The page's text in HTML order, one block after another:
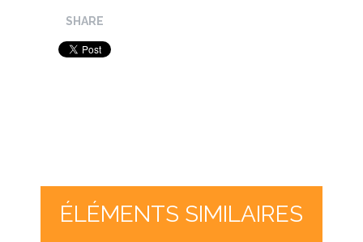
SHARE
ÉLÉMENTS SIMILAIRES